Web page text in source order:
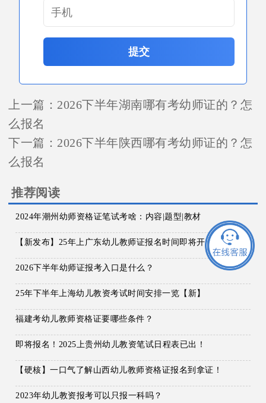
提交
上一篇： 2026下半年湖南哪有考幼师证的？怎
么报名
下一篇： 2026下半年陕西哪有考幼师证的？怎
么报名
推荐阅读
2024年潮州幼师资格证笔试考啥：内容|题型|教材
【新发布】25年上广东幼儿教师证报名时间即将开始！
2026下半年幼师证报考入口是什么？
25年下半年上海幼儿教资考试时间安排一览【新】
福建考幼儿教师资格证要哪些条件？
即将报名！2025上贵州幼儿教资笔试日程表已出！
【硬核】一口气了解山西幼儿教师资格证报名到拿证！
2023年幼儿教资报考可以只报一科吗？